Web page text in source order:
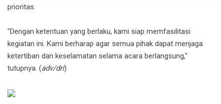
prioritas.
"Dengan ketentuan yang berlaku, kami siap memfasilitasi
kegiatan ini. Kami berharap agar semua pihak dapat menjaga
ketertiban dan keselamatan selama acara berlangsung,"
tutupnya. (adv/dri)